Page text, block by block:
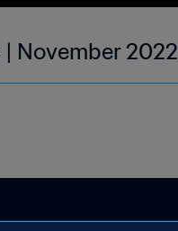
November 2022